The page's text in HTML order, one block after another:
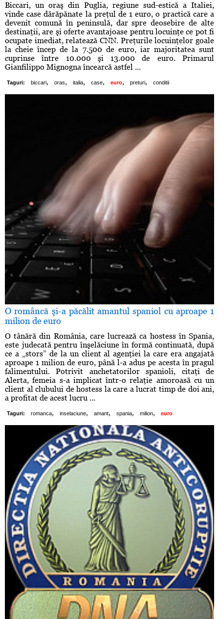
Biccari, un oraş din Puglia, regiune sud-estică a Italiei,
vinde case dărăpănate la preţul de 1 euro, o practică care a
devenit comună în peninsulă, dar spre deosebire de alte
destinaţii, are şi oferte avantajoase pentru locuinţe ce pot fi
ocupate imediat, relatează CNN. Preţurile locuinţelor goale
la cheie încep de la 7.500 de euro, iar majoritatea sunt
cuprinse între 10.000 şi 13.000 de euro. Primarul
Gianfilippo Mignogna încearcă astfel ...
Taguri: biccari, oras, italia, case, euro, preturi, conditii
O româncă şi-a păcălit amantul spaniol cu aproape 1
milion de euro
O tânără din România, care lucrează ca hostess în Spania,
este judecată pentru înşelăciune în formă continuată, după
ce a „stors” de la un client al agenţiei la care era angajată
aproape 1 milion de euro, până l-a adus pe acesta în pragul
falimentului. Potrivit anchetatorilor spanioli, citaţi de
Alerta, femeia s-a implicat într-o relaţie amoroasă cu un
client al clubului de hostess la care a lucrat timp de doi ani,
a profitat de acest lucru ...
Taguri: romanca, inselaciune, amant, spania, milion, euro